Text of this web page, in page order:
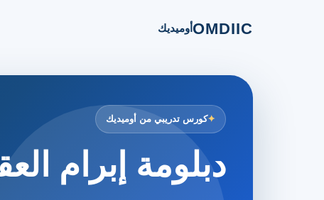
OMDIICأوميديك
كورس تدريبي من أوميديك
دبلومة إبرام